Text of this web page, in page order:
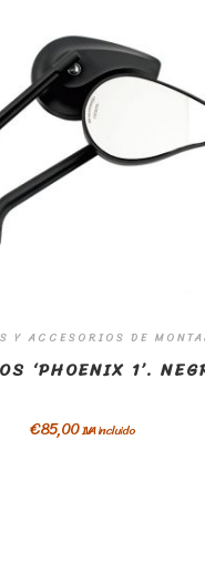
Y ACCESORIOS DE
‘PHOENIX 1’.
€85,00IVA incluido